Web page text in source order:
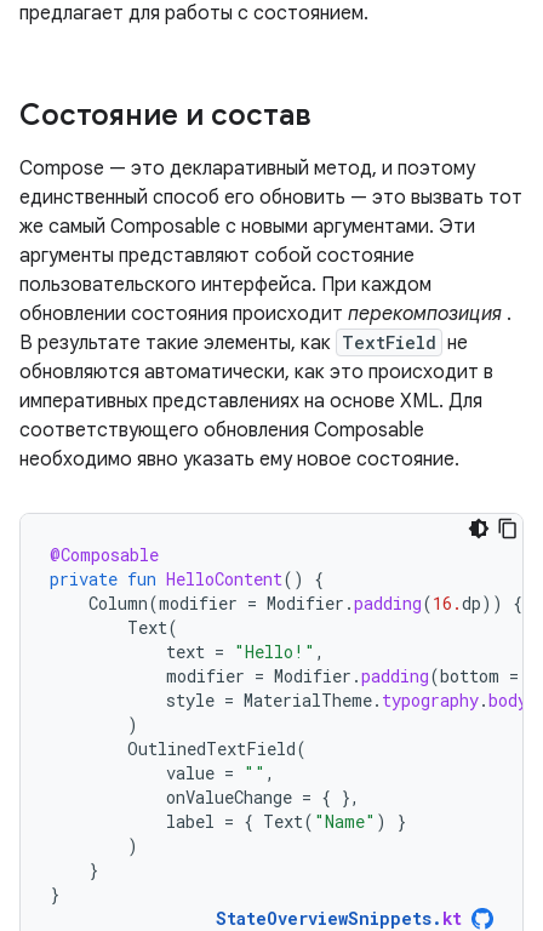
предлагает для работы с состоянием.
Состояние и состав
Compose — это декларативный метод, и поэтому
единственный способ его обновить — это вызвать тот
же самый Composable с новыми аргументами. Эти
аргументы представляют собой состояние
пользовательского интерфейса. При каждом
обновлении состояния происходит перекомпозиция .
В результате такие элементы, как TextField не
обновляются автоматически, как это происходит в
императивных представлениях на основе XML. Для
соответствующего обновления Composable
необходимо явно указать ему новое состояние.
@Composable
private fun HelloContent()
{
Column(modifier = Modifier .padding(16.dp))
{
Text(
text = "Hello!" ,
modifier = Modifier .padding(bottom =
style = MaterialTheme. typography.
)
OutlinedTextField(
value = "" ,
onValueChange = { },
label = { Text( "Name" )
}
)
}
}
StateOverviewSnippets. kt